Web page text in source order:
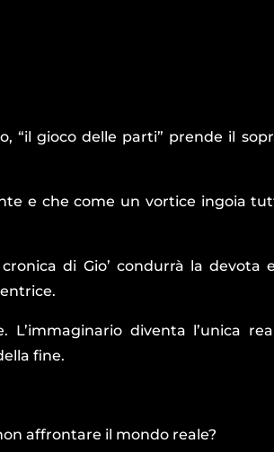
“il gioco delle parti” prende il
e che come un vortice ingoia
di Gio’ condurrà la devota
L’immaginario diventa l’unica
fine.
affrontare il mondo reale?